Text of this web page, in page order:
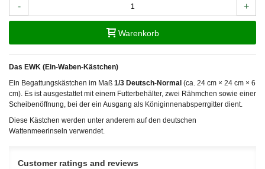
- +
Warenkorb
Das EWK (Ein-Waben-Kästchen)
Ein Begattungskästchen im Maß 1/3 Deutsch-Normal (ca. 24 cm × 24 cm × 6
cm). Es ist ausgestattet mit einem Futterbehälter, zwei Rähmchen sowie einer
Scheibenöffnung, bei der ein Ausgang als Königinnenabsperrgitter dient.
Diese Kästchen werden unter anderem auf den deutschen
Wattenmeerinseln verwendet.
Customer ratings and reviews